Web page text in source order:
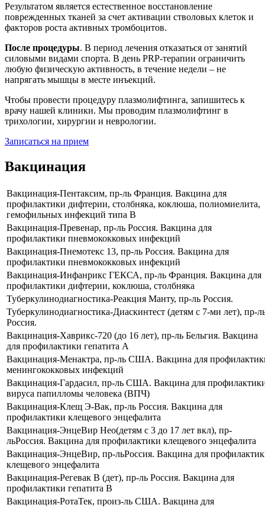
Результатом является естественное восстановление
поврежденных тканей за счет активации стволовых клеток и
факторов роста активных тромбоцитов.
После процедуры. В период лечения отказаться от занятий
силовыми видами спорта. В день PRP-терапии ограничить
любую физическую активность, в течение недели – не
напрягать мышцы в месте инъекций.
Чтобы провести процедуру плазмолифтинга, запишитесь к
врачу нашей клиники. Мы проводим плазмолифтинг в
трихологии, хирургии и неврологии.
Записаться на прием
Вакцинация
Вакцинация-Пентаксим, пр-ль Франция. Вакцина для
профилактики дифтерии, столбняка, коклюша, полиомиелита,
гемофильных инфекций типа В
Вакцинация-Превенар, пр-ль Россия. Вакцина для
профилактики пневмококковых инфекций
Вакцинация-Пнемотекс 13, пр-ль Россия. Вакцина для
профилактики пневмококковых инфекций
Вакцинация-Инфанрикс ГЕКСА, пр-ль Франция. Вакцина для
профилактики дифтерии, коклюша, столбняка
Туберкулинодиагностика-Реакция Манту, пр-ль Россия.
Туберкулинодиагностика-Диаскинтест (детям с 7-ми лет), пр-
Россия.
Вакцинация-Хаврикс-720 (до 16 лет), пр-ль Бельгия. Вакцина
для профилактики гепатита А
Вакцинация-Менактра, пр-ль США. Вакцина для
менингококковых инфекций
Вакцинация-Гардасил, пр-ль США. Вакцина для
вируса папилломы человека (ВПЧ)
Вакцинация-Клещ Э-Вак, пр-ль Россия. Вакцина для
профилактики клещевого энцефалита
Вакцинация-ЭнцеВир Нео(детям с 3 до 17 лет вкл), пр-
льРоссия. Вакцина для профилактики клещевого энцефалита
Вакцинация-ЭнцеВир, пр-льРоссия. Вакцина для
клещевого энцефалита
Вакцинация-Регевак В (дет), пр-ль Россия. Вакцина для
профилактики гепатита В
Вакцинация-РотаТек, произ-ль США. Вакцина для